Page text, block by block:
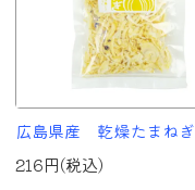
広島県産 乾燥たまねぎ
216円(税込)